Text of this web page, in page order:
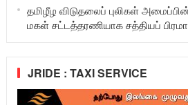
தமிழீழ விடுதலைப் புலிகள்
மகள் சட்டத்தரணியாக சத்தியப்
JRIDE : TAXI SERVICE